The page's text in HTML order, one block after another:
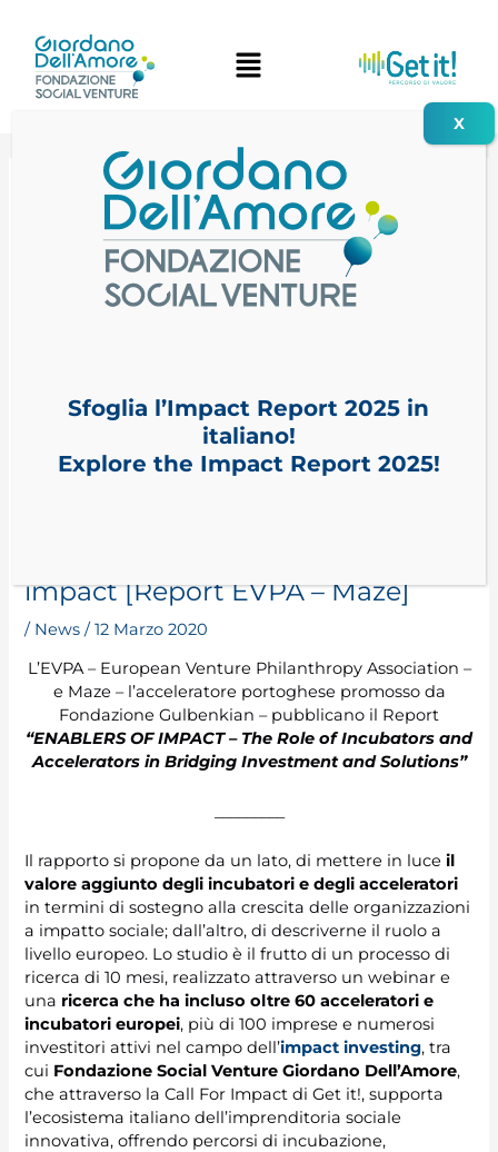
contenuto
impact [Report EVPA – Maze]
/ News /12 Marzo 2020
L’EVPA – European Venture Philanthropy Association –
e Maze – l’acceleratore portoghese promosso da
Fondazione Gulbenkian – pubblicano il Report
“ENABLERS OF IMPACT – The Role of Incubators and
Accelerators in Bridging Investment and Solutions”
Il rapporto si propone da un lato, di mettere in luce il
valore aggiunto degli incubatori e degli acceleratori
in termini di sostegno alla crescita delle organizzazioni
a impatto sociale; dall’altro, di descriverne il ruolo a
livello europeo. Lo studio è il frutto di un processo di
ricerca di 10 mesi, realizzato attraverso un webinar e
una ricerca che ha incluso oltre 60 acceleratori e
incubatori europei, più di 100 imprese e numerosi
investitori attivi nel campo dell’impact investing, tra
cui Fondazione Social Venture Giordano Dell’Amore,
che attraverso la Call For Impact di Get it!, supporta
l’ecosistema italiano dell’imprenditoria sociale
innovativa, offrendo percorsi di incubazione,
articoli
Sfoglia l’Impact Report 2025 in
italiano!
Explore the Impact Report 2025!